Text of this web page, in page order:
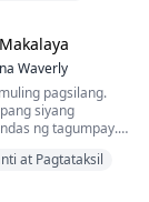
Waverly
pagsilang.
siyang
ng tagumpay.
asawa, puno ng
at Pagtataksil